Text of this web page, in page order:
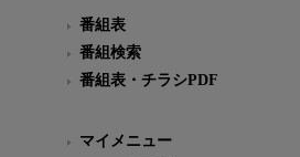
番組表
番組検索
番組表・チラシPDF
マイメニュー